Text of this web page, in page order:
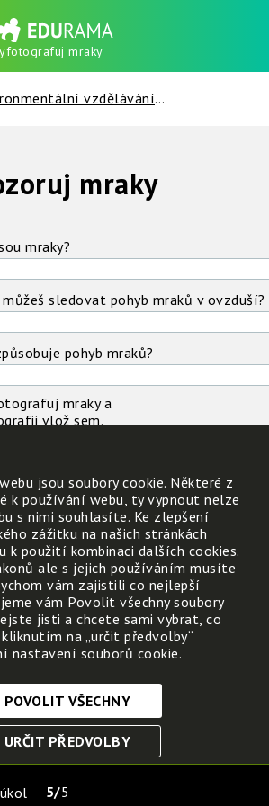
mraky
REGISTROVAT PŘIHLÁSIT SE
vzdělávání
mraky
mraky?
můžeš sledovat pohyb mraků v ovzduší?
pohyb mraků?
mraky a
vlož sem.
o jakém počasí
5 5
jsou soubory cookie. Některé z
k používání webu, ty vypnout nelze
s nimi souhlasíte. Ke zlepšení
zážitku na našich stránkách
k použití kombinaci dalších cookies.
ale s jejich používáním musíte
vám zajistili co nejlepší
vám Povolit všechny soubory
jisti a chcete sami vybrat, co
na „určit předvolby“
nastavení souborů cookie.
cookies
jsou nezbytné, abyste se mohli
cookies by webové stránky
POVOLIT VŠECHNY
URČIT PŘEDVOLBY